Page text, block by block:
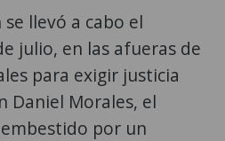
llevó a cabo el
julio, en las afueras de
para exigir justicia
Daniel Morales, el
por un